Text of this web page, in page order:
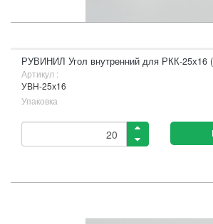
РУВИНИЛ Угол внутренний для РКК-25х16
Артикул :
УВН-25х16
Упаковка